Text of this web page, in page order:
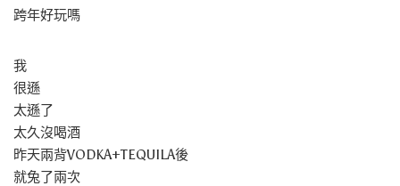
跨年好玩嗎
我
很遜
太遜了
太久沒喝酒
昨天兩背VODKA+TEQUILA後
就兔了兩次